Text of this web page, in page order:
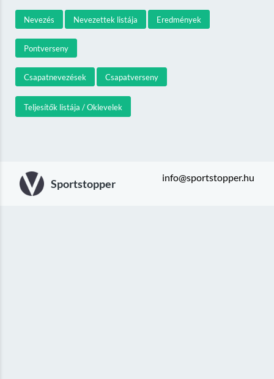
Nevezés Nevezettek listája Eredmények
Pontverseny
Csapatnevezések Csapatverseny
Teljesítők listája / Oklevelek
Sportstopper info@sportstopper.hu